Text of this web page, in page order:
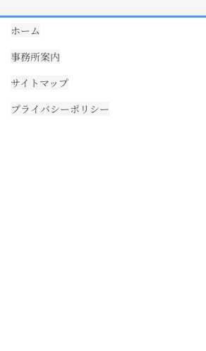
ホーム
事務所案内
サイトマップ
プライバシーポリシー